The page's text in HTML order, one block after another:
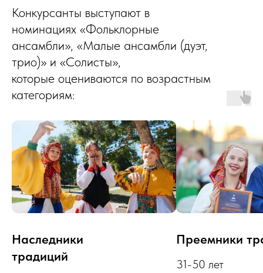
Конкурсанты выступают в
номинациях «Фольклорные
ансамбли», «Малые ансамбли (дуэт,
трио)» и «Солисты»,
которые оцениваются по возрастным
категориям:
Наследники
традиций
Преемники
31-50 лет